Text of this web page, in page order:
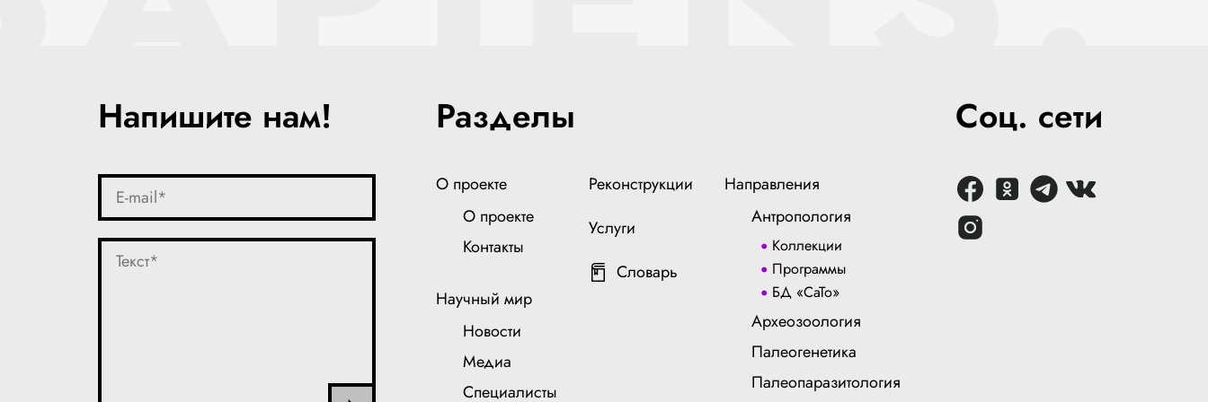
Напишите нам! Разделы
О проекте
О проекте
Контакты
Научный мир
Новости
Медиа
Специалисты
Реконструкции
Услуги
Словарь
Направления
Антропология
Коллекции
Программы
БД «СаТо»
Археозоология
Палеогенетика
Палеопаразитология
Соц. сети